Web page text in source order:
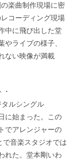
楽曲制作現場に密
コーディング現場
中に飛び出した堂
ライブの様子、
ない映像が満載
ルシングル
に始まった。この
でアレンジャーの
音楽スタジオでは
れた。堂本剛いわ